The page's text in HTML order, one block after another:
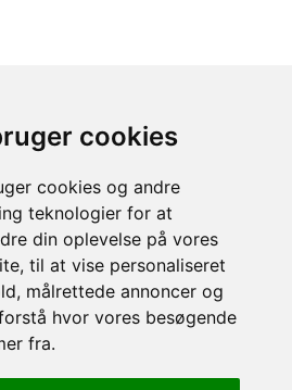
cookies
cookies og andre
teknologier for at
din oplevelse på vores
til at vise personaliseret
målrettede annoncer og
hvor vores besøgende
fra.